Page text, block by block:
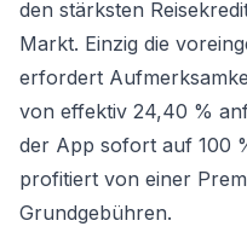
den stärksten
Markt. Einzig die
erfordert
von effektiv 24,40 %
der App sofort auf 100
profitiert von einer
Grundgebühren.